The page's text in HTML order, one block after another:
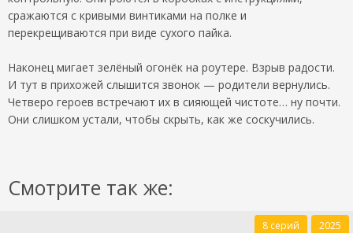
сражаются с кривыми винтиками на полке и
перекрещиваются при виде сухого пайка.
Наконец мигает зелёный огонёк на роутере. Взрыв радости.
И тут в прихожей слышится звонок — родители вернулись.
Четверо героев встречают их в сияющей чистоте… ну почти.
Они слишком устали, чтобы скрыть, как же соскучились.
Смотрите так же:
8 серий 2025